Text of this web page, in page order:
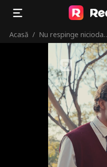
Acasă / Nu respinge niciodat
ă o prințesă-lup